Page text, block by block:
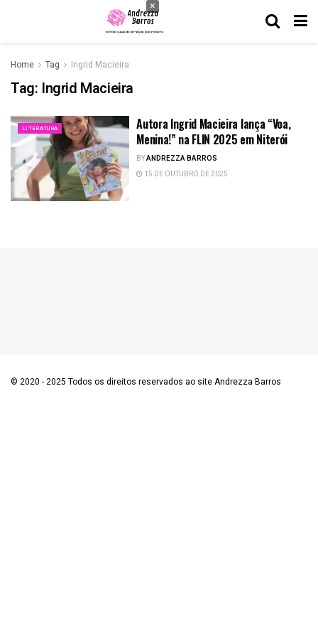
Home Tag Ingrid Macieira
Tag: Ingrid Macieira
LITERATURA
Autora Ingrid Macieira lança “Voa,
Menina!” na FLIN 2025 em Niterói
BYANDREZZA BARROS
15 DE OUTUBRO DE 2025
© 2020 - 2025 Todos os direitos reservados ao site Andrezza Barros
×